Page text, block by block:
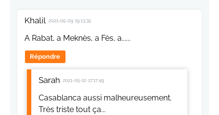
Khalil 2021-05-09 19:13:35
A Rabat, a Meknès, a Fès, a......
Répondre
Sarah 2021-05-10 17:17:49
Casablanca aussi malheureusement.
Très triste tout ça...